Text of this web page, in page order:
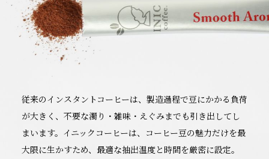
従来のインスタントコーヒーは、製造過程で豆にかかる負荷
が大きく、不要な濁り・雑味・えぐみまでも引き出してし
まいます。イニックコーヒーは、コーヒー豆の魅力だけを最
大限に生かすため、最適な抽出温度と時間を厳密に設定。